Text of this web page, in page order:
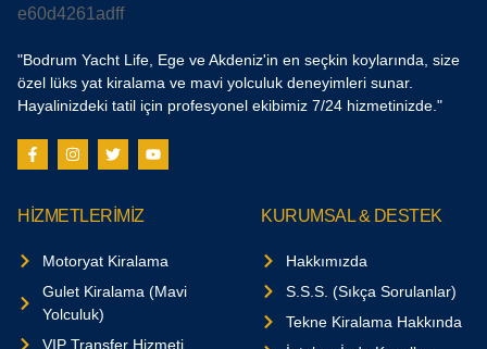
"Bodrum Yacht Life, Ege ve Akdeniz'in en seçkin koylarında, size
özel lüks yat kiralama ve mavi yolculuk deneyimleri sunar.
Hayalinizdeki tatil için profesyonel ekibimiz 7/24 hizmetinizde."
HİZMETLERİMİZ
Motoryat Kiralama
Gulet Kiralama (Mavi
Yolculuk)
VIP Transfer Hizmeti
KURUMSAL & DESTEK
Hakkımızda
S.S.S. (Sıkça Sorulanlar)
Tekne Kiralama Hakkında